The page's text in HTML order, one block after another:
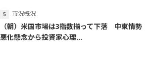
市況概況
（朝）米国市場は3指数揃って下落 中東情勢
悪化懸念から投資家心理...